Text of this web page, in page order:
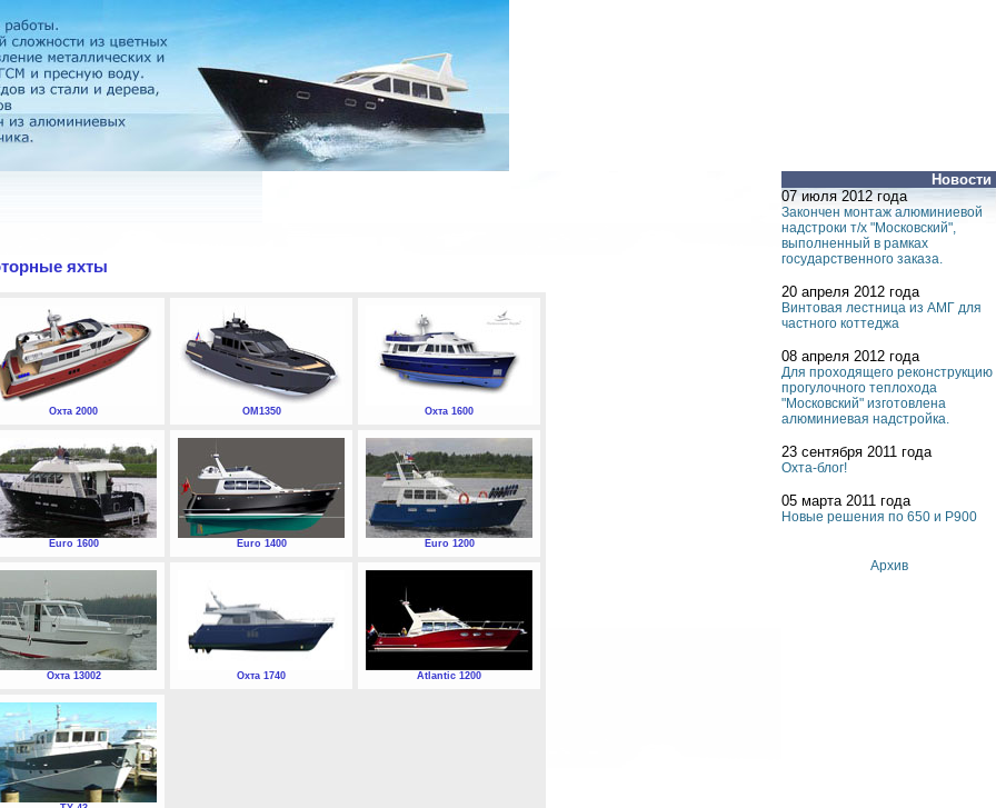
Новости
07 июля 2012 года
Закончен монтаж алюминиевой
надстроки т/х "Московский",
выполненный в рамках
государственного заказа.
20 апреля 2012 года
Винтовая лестница из АМГ для
частного коттеджа
08 апреля 2012 года
Для проходящего реконструкцию
прогулочного теплохода
"Московский" изготовлена
алюминиевая надстройка.
23 сентября 2011 года
Охта-блог!
05 марта 2011 года
Новые решения по 650 и P900
Архив
яхты
Охта 2000 ОМ1350 Охта 1600
Euro 1600 Euro 1400 Euro 1200
Охта 13002 Охта 1740 Atlantic 1200